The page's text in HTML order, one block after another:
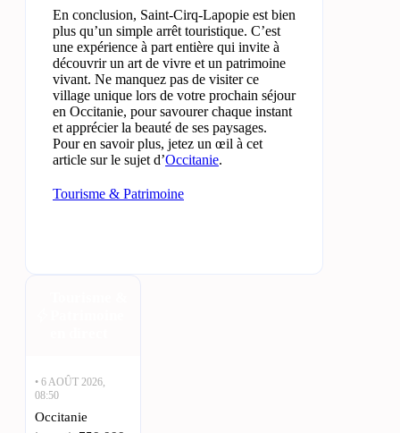
En conclusion, Saint-Cirq-Lapopie est bien
plus qu’un simple arrêt touristique. C’est
une expérience à part entière qui invite à
découvrir un art de vivre et un patrimoine
vivant. Ne manquez pas de visiter ce
village unique lors de votre prochain séjour
en Occitanie, pour savourer chaque instant
et apprécier la beauté de ses paysages.
Pour en savoir plus, jetez un œil à cet
article sur le sujet d’Occitanie.
Tourisme & Patrimoine
• 6 AOÛT 2026,
08:50
Occitanie